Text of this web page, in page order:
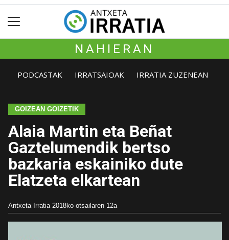
NAHIERAN
PODCASTAK IRRATSAIOAK IRRATIA ZUZENEAN
GOIZEAN GOIZETIK
Alaia Martin eta Beñat
Gaztelumendik bertso
bazkaria eskainiko dute
Elatzeta elkartean
Antxeta Irratia 2018ko otsailaren 12a